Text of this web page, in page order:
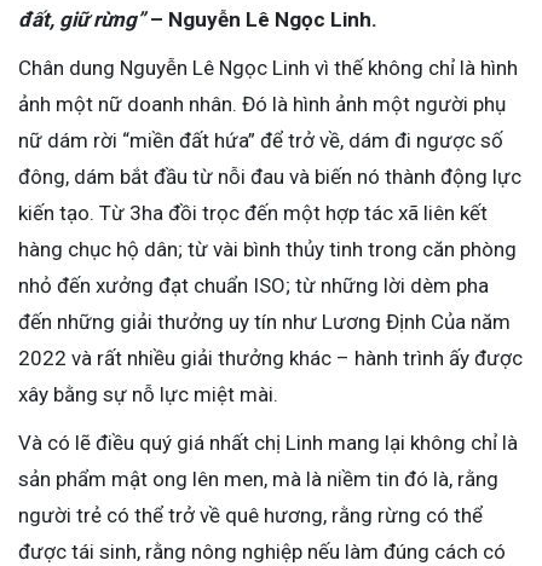
đất, giữ rừng”– Nguyễn Lê Ngọc Linh.
Chân dung Nguyễn Lê Ngọc Linh vì thế không chỉ là hình
ảnh một nữ doanh nhân. Đó là hình ảnh một người phụ
nữ dám rời “miền đất hứa” để trở về, dám đi ngược số
đông, dám bắt đầu từ nỗi đau và biến nó thành động lực
kiến tạo. Từ 3ha đồi trọc đến một hợp tác xã liên kết
hàng chục hộ dân; từ vài bình thủy tinh trong căn phòng
nhỏ đến xưởng đạt chuẩn ISO; từ những lời dèm pha
đến những giải thưởng uy tín như Lương Định Của năm
2022 và rất nhiều giải thưởng khác – hành trình ấy được
xây bằng sự nỗ lực miệt mài.
Và có lẽ điều quý giá nhất chị Linh mang lại không chỉ là
sản phẩm mật ong lên men, mà là niềm tin đó là, rằng
người trẻ có thể trở về quê hương, rằng rừng có thể
được tái sinh, rằng nông nghiệp nếu làm đúng cách có